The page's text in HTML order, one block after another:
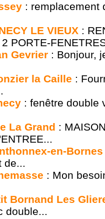
: remplacement
LE VIEUX :
PORTE-
Gevrier : Bonjour,
la Caille :
: fenêtre double
La Grand :
en-Bornes
de...
: Mon
Bornand Les
double...